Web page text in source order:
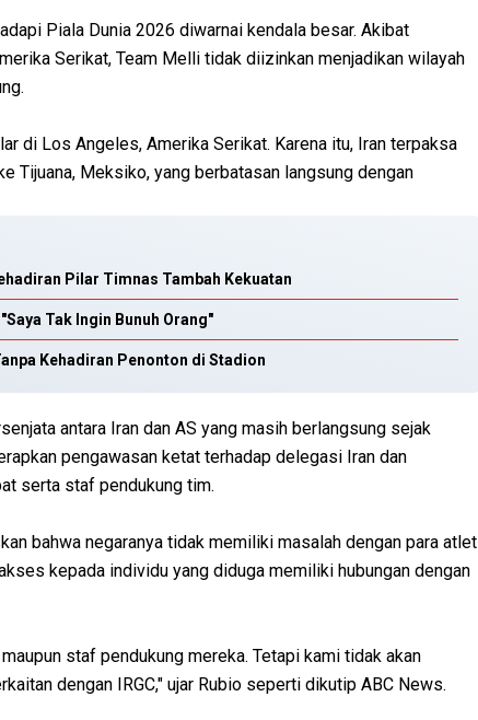
Piala Dunia 2026 diwarnai kendala besar. Akibat
Serikat, Team Melli tidak diizinkan menjadikan wilayah
di Los Angeles, Amerika Serikat. Karena itu, Iran terpaksa
Tijuana, Meksiko, yang berbatasan langsung dengan
Pilar Timnas Tambah Kekuatan
Tak Ingin Bunuh Orang"
Kehadiran Penonton di Stadion
antara Iran dan AS yang masih berlangsung sejak
pengawasan ketat terhadap delegasi Iran dan
serta staf pendukung tim.
bahwa negaranya tidak memiliki masalah dengan para atlet
kepada individu yang diduga memiliki hubungan dengan
staf pendukung mereka. Tetapi kami tidak akan
dengan IRGC," ujar Rubio seperti dikutip ABC News.